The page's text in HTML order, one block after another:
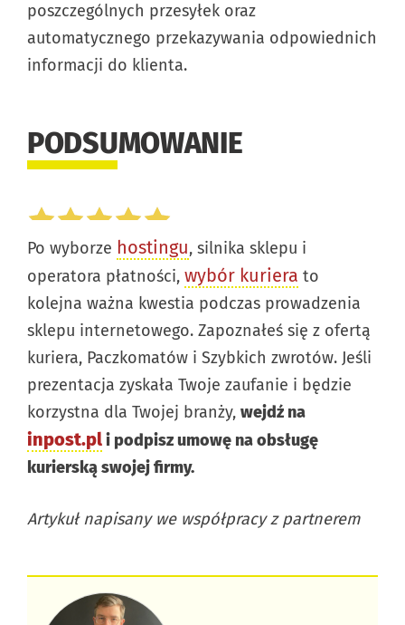
poszczególnych przesyłek oraz
automatycznego przekazywania odpowiednich
informacji do klienta.
PODSUMOWANIE
Po wyborze hostingu, silnika sklepu i
operatora płatności, wybór kuriera to
kolejna ważna kwestia podczas prowadzenia
sklepu internetowego. Zapoznałeś się z ofertą
kuriera, Paczkomatów i Szybkich zwrotów. Jeśli
prezentacja zyskała Twoje zaufanie i będzie
korzystna dla Twojej branży, wejdź na
inpost.pli podpisz umowę na obsługę
kurierską swojej firmy.
Artykuł napisany we współpracy z partnerem